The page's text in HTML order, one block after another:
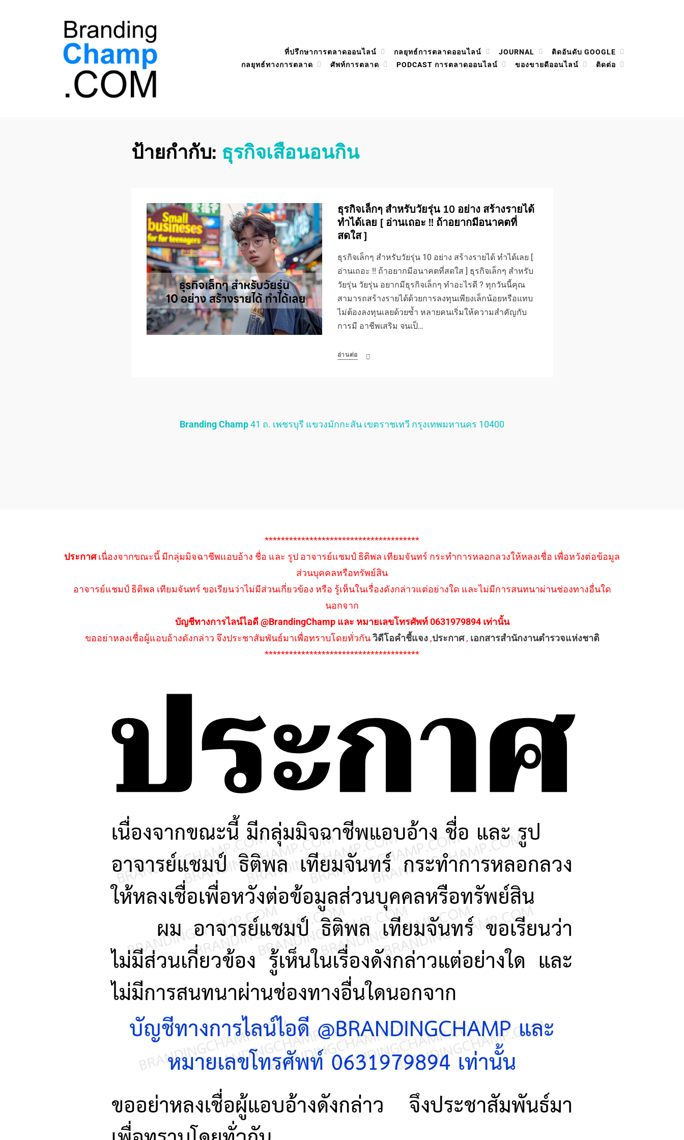
ที่ปรึกษาการตลาดออนไลน์ กลยุทธ์การตลาดออนไลน์ JOURNAL
ติดอันดับ GOOGLE
กลยุทธ์ทางการตลาด
ศัพท์การตลาด PODCAST การตลาดออนไลน์ ของขายดีออนไลน์ ติดต่อ
ป้ายกำกับ: ธุรกิจเสือนอนกิน
ธุรกิจเล็กๆ สำหรับวัยรุ่น 10 อย่าง สร้างรายได้
ทำได้เลย [ อ่านเถอะ !! ถ้าอยากมีอนาคตที่
สดใส ]
ธุรกิจเล็กๆ สำหรับวัยรุ่น 10 อย่าง สร้างรายได้ ทำได้เลย [
อ่านเถอะ !! ถ้าอยากมีอนาคตที่สดใส ] ธุรกิจเล็กๆ สำหรับ
วัยรุ่น วัยรุ่น อยากมีธุรกิจเล็กๆ ทำอะไรดี ? ทุกวันนี้คุณ
สามารถสร้างรายได้ด้วยการลงทุนเพียงเล็กน้อยหรือแทบ
ไม่ต้องลงทุนเลยด้วยซ้ำ หลายคนเริ่มให้ความสำคัญกับ
การมี อาชีพเสริม จนเป็…
อ่านต่อ
Branding Champ41 ถ. เพชรบุรี แขวงมักกะสัน เขตราชเทวี กรุงเทพมหานคร 10400
**************************************
ประกาศเนื่องจากขณะนี้ มีกลุ่มมิจฉาชีพแอบอ้าง ชื่อ และ รูป อาจารย์แชมป์ ธิติพล เทียมจันทร์ กระทำการหลอกลวงให้หลงเชื่อ เพื่อหวังต่อข้อมูล
ส่วนบุคคลหรือทรัพย์สิน
อาจารย์แชมป์ ธิติพล เทียมจันทร์ ขอเรียนว่าไม่มีส่วนเกี่ยวข้อง หรือ รู้เห็นในเรื่องดังกล่าวแต่อย่างใด และไม่มีการสนทนาผ่านช่องทางอื่นใด
นอกจาก
บัญชีทางการไลน์ไอดี @BrandingChamp และ หมายเลขโทรศัพท์ 0631979894 เท่านั้น
ขออย่าหลงเชื่อผู้แอบอ้างดังกล่าว จึงประชาสัมพันธ์มาเพื่อทราบโดยทั่วกันวิดีโอคำชี้แจง,ประกาศ, เอกสารสำนักงานตำรวจแห่งชาติ
**************************************